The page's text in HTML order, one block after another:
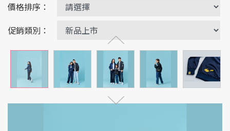
價格排序：
促銷類別：